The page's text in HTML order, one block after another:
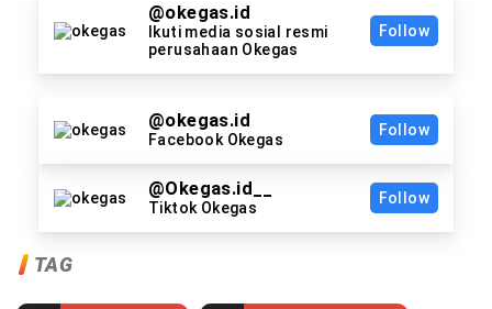
@okegas.id
Ikuti media sosial resmi
perusahaan Okegas
Follow
@okegas.id
Facebook Okegas
Follow
@Okegas.id__
Tiktok Okegas
Follow
TAG